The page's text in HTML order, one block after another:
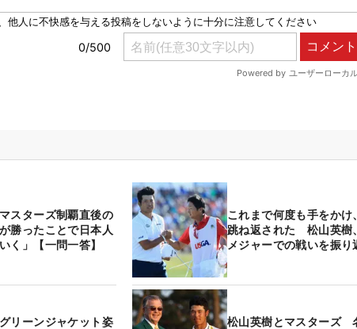
スターズ制覇直後の
勝ったことで日本人
く」【一問一答】
これまで何度も手をかけ
跳ね返された 松山英樹
メジャーでの戦いを振り
リーンジャケット姿
松山英樹とマスターズ